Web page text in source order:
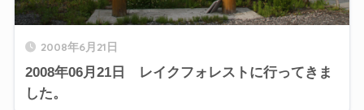
2008年6月21日
2008年06月21日 レイクフォレストに行ってきま
した。